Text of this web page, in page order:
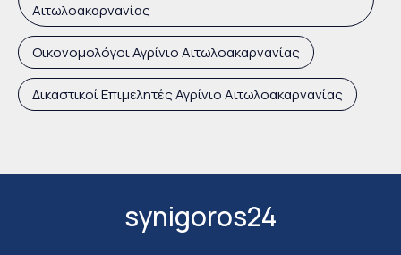
Αιτωλοακαρνανίας
Οικονομολόγοι Αγρίνιο Αιτωλοακαρνανίας
Δικαστικοί Επιμελητές Αγρίνιο Αιτωλοακαρνανίας
synigoros24